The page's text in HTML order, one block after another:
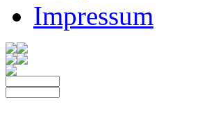
Impressum